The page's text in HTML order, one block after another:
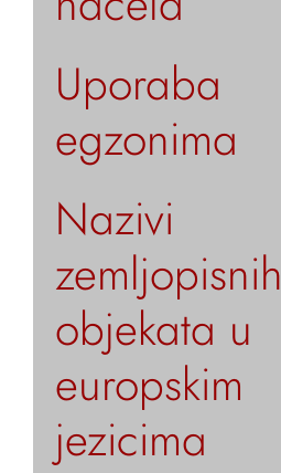
Uporaba
egzonima
Nazivi
zemljopisnih
objekata u
europskim
jezicima